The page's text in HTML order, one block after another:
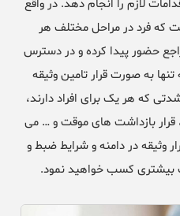
لازم را انجام دهد. در واقع
که فرد در مراحل مختلف هر
حضور پیدا کرده و در دسترس
تنها به صورت قرار تامین وثیقه
که هر یک برای افراد دارند،
قرار بازداشت های موقت و … می
وثیقه در دامنه و شرایط ضبط و
بیشتری کسب خواهید نمود.